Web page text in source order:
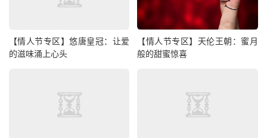
【情人节专区】悠唐皇冠：让爱
的滋味涌上心头
【情人节专区】天伦王朝：蜜月
般的甜蜜惊喜